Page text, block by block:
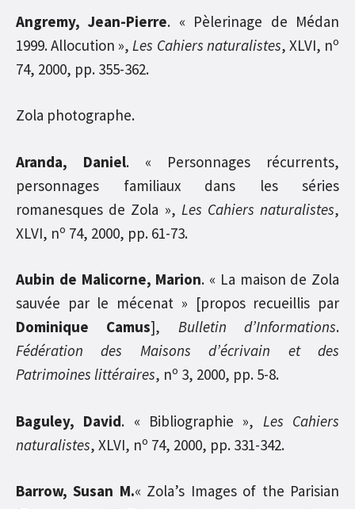
Angremy, Jean-Pierre. « Pèlerinage de Médan
1999. Allocution », Les Cahiers naturalistes, XLVI, no
74, 2000, pp. 355-362.
Zola photographe.
Aranda, Daniel. « Personnages récurrents,
personnages familiaux dans les séries
romanesques de Zola », Les Cahiers naturalistes,
XLVI, no 74, 2000, pp. 61-73.
Aubin de Malicorne, Marion. « La maison de Zola
sauvée par le mécenat » [propos recueillis par
Dominique Camus], Bulletin d’Informations.
Fédération des Maisons d’écrivain et des
Patrimoines littéraires, no 3, 2000, pp. 5-8.
Baguley, David. « Bibliographie », Les Cahiers
naturalistes, XLVI, no 74, 2000, pp. 331-342.
Barrow, Susan M.« Zola’s Images of the Parisian